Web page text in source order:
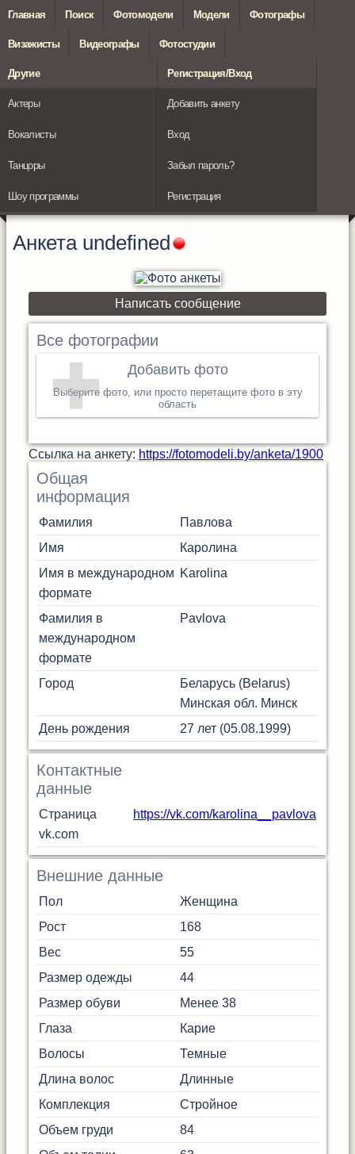
Главная Поиск Фотомодели Модели Фотографы
Визажисты Видеографы Фотостудии
Другие
Актеры
Вокалисты
Танцоры
Шоу программы
Регистрация/Вход
Добавить анкету
Вход
Забыл пароль?
Регистрация
Анкета undefined
Написать сообщение
Все фотографии
Добавить фото
Выберите фото, или просто перетащите фото в эту
область
Cсылка на анкету: https://fotomodeli.by/anketa/1900
Общая
информация
Фамилия
Павлова
Имя
Каролина
Имя в международном
формате
Karolina
Фамилия в
международном
формате
Pavlova
Город
Беларусь (Belarus)
Минская обл. Минск
День рождения
27 лет (05.08.1999)
Контактные
данные
Страница
vk.com
https://vk.com/karolina__pavlova
Внешние данные
Пол
Женщина
Рост
168
Вес
55
Размер одежды
44
Размер обуви
Менее 38
Глаза
Карие
Волосы
Темные
Длина волос
Длинные
Комплекция
Стройное
Объем груди
84